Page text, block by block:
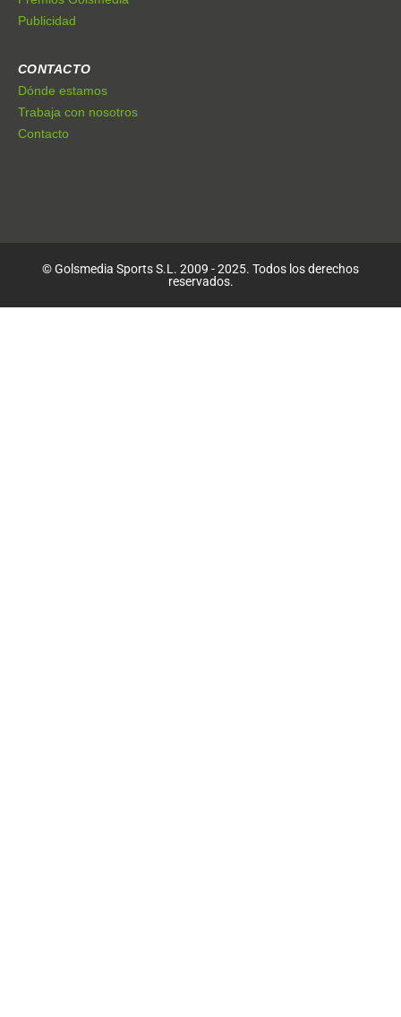
Publicidad
CONTACTO
Dónde estamos
Trabaja con nosotros
Contacto
© Golsmedia Sports S.L. 2009 - 2025. Todos los derechos
reservados.